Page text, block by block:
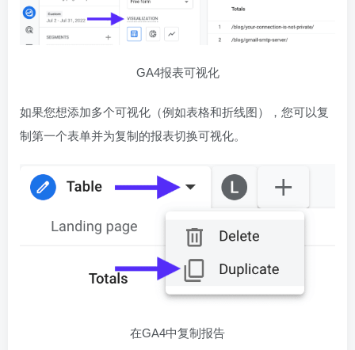
GA4报表可视化
如果您想添加多个可视化（例如表格和折线图），您可以复
制第一个表单并为复制的报表切换可视化。
在GA4中复制报告